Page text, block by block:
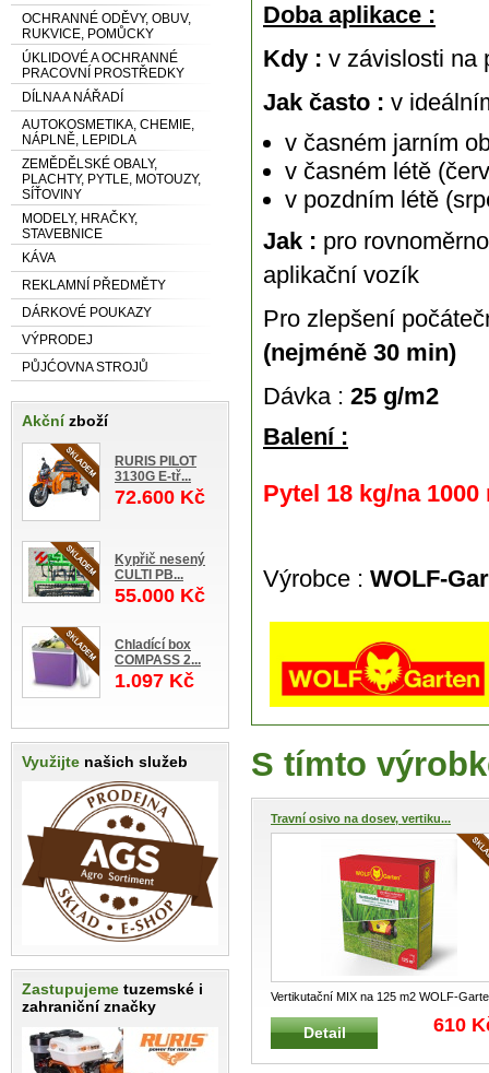
OCHRANNÉ ODĚVY, OBUV,
RUKVICE, POMŮCKY
ÚKLIDOVÉ A OCHRANNÉ
PRACOVNÍ PROSTŘEDKY
DÍLNA A NÁŘADÍ
AUTOKOSMETIKA, CHEMIE,
NÁPLNĚ, LEPIDLA
ZEMĚDĚLSKÉ OBALY,
PLACHTY, PYTLE, MOTOUZY,
SÍŤOVINY
MODELY, HRAČKY,
STAVEBNICE
KÁVA
REKLAMNÍ PŘEDMĚTY
DÁRKOVÉ POUKAZY
VÝPRODEJ
PŮJĆOVNA STROJŮ
Akčnízboží
RURIS PILOT
3130G E-tř...
72.600 Kč
Kypřič nesený
CULTI PB...
55.000 Kč
Chladící box
COMPASS 2...
1.097 Kč
Využijte našich služeb
Zastupujeme tuzemské i
zahraniční značky
Doba aplikace :
Kdy : v závislosti na
Jak často : v
v časném jarním
v časném létě
v pozdním létě
Jak : pro
aplikační vozík
Pro zlepšení
(nejméně 30 min)
Dávka : 25 g/m2
Balení :
Pytel 18 kg/na 1000
Výrobce : WOLF-
S tímto
Travní osivo na dosev, vertiku...
Vertikutační MIX na 125 m2 WOLF-
Speciální směs travního semene ...
Detail 610